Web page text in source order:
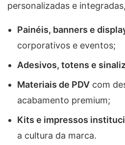
personalizadas e
Painéis, banners e
corporativos e eventos;
Adesivos, totens e
Materiais de PDV com
acabamento premium;
Kits e impressos
a cultura da marca.